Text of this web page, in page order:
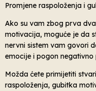
Promjene raspoloženja i
Ako su vam zbog prva
motivacija, moguće je da
nervni sistem vam govori
emocije i pogon negativno
Možda ćete primijetiti
raspoloženja, gubitka